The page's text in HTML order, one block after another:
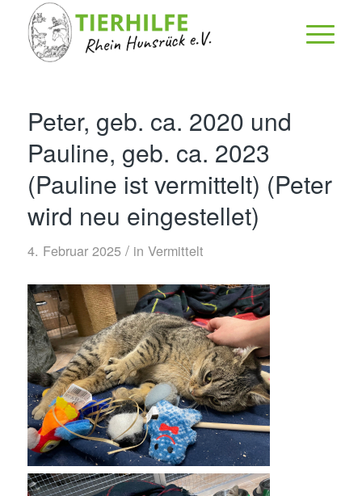
Peter, geb. ca. 2020 und
Pauline, geb. ca. 2023
(Pauline ist vermittelt) (Peter
wird neu eingestellet)
4. Februar 2025 / in Vermittelt